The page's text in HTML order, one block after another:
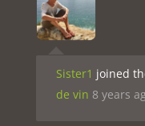
Sister1 joined
de vin 8 years